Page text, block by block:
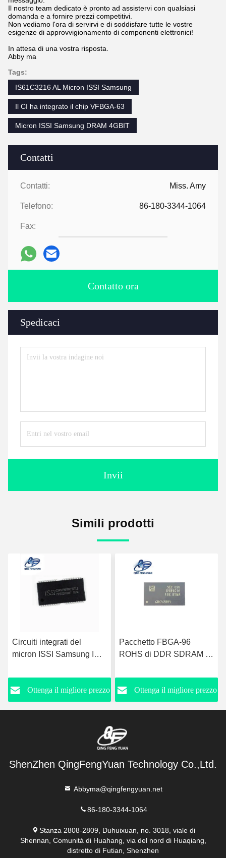
Contatti
Contatti: Miss. Amy
Telefono: 86-180-3344-1064
Fax:
Contatto ora
Spedicaci
Invii
Il nostro team dedicato è pronto ad assistervi con qualsiasi
domanda e a fornire prezzi competitivi.
Non vediamo l'ora di servirvi e di soddisfare tutte le vostre
esigenze di approvvigionamento di componenti elettronici!
In attesa di una vostra risposta.
Abby ma
Tags:
IS61C3216 AL Micron ISSI Samsung
Il CI ha integrato il chip VFBGA-63
Micron ISSI Samsung DRAM 4GBIT
Simili prodotti
Pacchetto FBGA-96
ROHS di DDR SDRAM di
Samsung
Ottenga il migliore prezzo
Imballaggio del chip BOM
MouseReel di memoria CI
55TLI
Ottenga il migliore prezzo
ShenZhen QingFengYuan Technology Co.,Ltd.
Abbyma@qingfengyuan.net
86-180-3344-1064
Stanza 2808-2809, Duhuixuan, no. 3018, viale di
Shennan, Comunità di Huahang, via del nord di Huaqiang,
distretto di Futian, Shenzhen